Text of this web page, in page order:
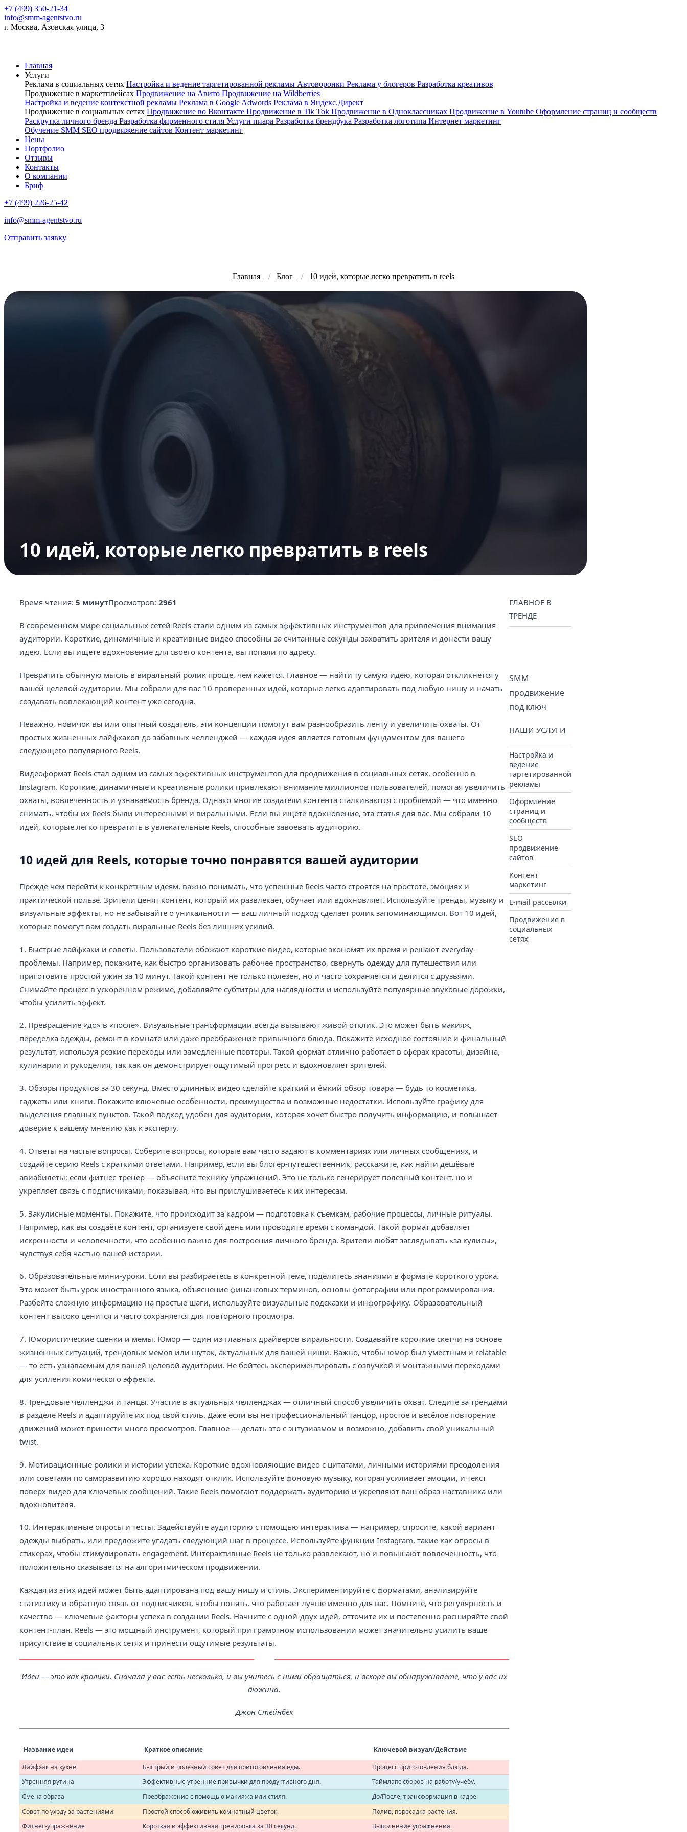
+7 (499) 350-21-34
info@smm-agentstvo.ru
г. Москва, Азовская улица, 3
Главная
Услуги
Реклама в социальных сетях Настройка и ведение таргетированной рекламы Автоворонки Реклама у блогеров Разработка креативов
Продвижение в маркетплейсах Продвижение на Авито Продвижение на Wildberries
Настройка и ведение контекстной рекламы Реклама в Google Adwords Реклама в Яндекс.Директ
Продвижение в социальных сетях Продвижение во Вконтакте Продвижение в Tik Tok Продвижение в Одноклассниках Продвижение в Youtube Оформление страниц и сообществ
Раскрутка личного бренда Разработка фирменного стиля Услуги пиара Разработка брендбука Разработка логотипа Интернет маркетинг
Обучение SMM SEO продвижение сайтов Контент маркетинг
Цены
Портфолио
Отзывы
Контакты
О компании
Бриф
+7 (499) 226-25-42
info@smm-agentstvo.ru
Отправить заявку
Главная Блог 10 идей, которые легко превратить в reels
10 идей, которые легко превратить в reels
Время чтения: 5 минутПросмотров: 2961
В современном мире социальных сетей Reels стали одним из самых эффективных инструментов для привлечения внимания
аудитории. Короткие, динамичные и креативные видео способны за считанные секунды захватить зрителя и донести вашу
идею. Если вы ищете вдохновение для своего контента, вы попали по адресу.
Превратить обычную мысль в виральный ролик проще, чем кажется. Главное — найти ту самую идею, которая откликнется у
вашей целевой аудитории. Мы собрали для вас 10 проверенных идей, которые легко адаптировать под любую нишу и начать
создавать вовлекающий контент уже сегодня.
Неважно, новичок вы или опытный создатель, эти концепции помогут вам разнообразить ленту и увеличить охваты. От
простых жизненных лайфхаков до забавных челленджей — каждая идея является готовым фундаментом для вашего
следующего популярного Reels.
Видеоформат Reels стал одним из самых эффективных инструментов для продвижения в социальных сетях, особенно в
Instagram. Короткие, динамичные и креативные ролики привлекают внимание миллионов пользователей, помогая увеличить
охваты, вовлеченность и узнаваемость бренда. Однако многие создатели контента сталкиваются с проблемой — что именно
снимать, чтобы их Reels были интересными и виральными. Если вы ищете вдохновение, эта статья для вас. Мы собрали 10
идей, которые легко превратить в увлекательные Reels, способные завоевать аудиторию.
10 идей для Reels, которые точно понравятся вашей аудитории
Прежде чем перейти к конкретным идеям, важно понимать, что успешные Reels часто строятся на простоте, эмоциях и
практической пользе. Зрители ценят контент, который их развлекает, обучает или вдохновляет. Используйте тренды, музыку и
визуальные эффекты, но не забывайте о уникальности — ваш личный подход сделает ролик запоминающимся. Вот 10 идей,
которые помогут вам создать виральные Reels без лишних усилий.
1. Быстрые лайфхаки и советы. Пользователи обожают короткие видео, которые экономят их время и решают everyday-
проблемы. Например, покажите, как быстро организовать рабочее пространство, свернуть одежду для путешествия или
приготовить простой ужин за 10 минут. Такой контент не только полезен, но и часто сохраняется и делится с друзьями.
Снимайте процесс в ускоренном режиме, добавляйте субтитры для наглядности и используйте популярные звуковые дорожки,
чтобы усилить эффект.
2. Превращение «до» в «после». Визуальные трансформации всегда вызывают живой отклик. Это может быть макияж,
переделка одежды, ремонт в комнате или даже преображение привычного блюда. Покажите исходное состояние и финальный
результат, используя резкие переходы или замедленные повторы. Такой формат отлично работает в сферах красоты, дизайна,
кулинарии и рукоделия, так как он демонстрирует ощутимый прогресс и вдохновляет зрителей.
3. Обзоры продуктов за 30 секунд. Вместо длинных видео сделайте краткий и ёмкий обзор товара — будь то косметика,
гаджеты или книги. Покажите ключевые особенности, преимущества и возможные недостатки. Используйте графику для
выделения главных пунктов. Такой подход удобен для аудитории, которая хочет быстро получить информацию, и повышает
доверие к вашему мнению как к эксперту.
4. Ответы на частые вопросы. Соберите вопросы, которые вам часто задают в комментариях или личных сообщениях, и
создайте серию Reels с краткими ответами. Например, если вы блогер-путешественник, расскажите, как найти дешёвые
авиабилеты; если фитнес-тренер — объясните технику упражнений. Это не только генерирует полезный контент, но и
укрепляет связь с подписчиками, показывая, что вы прислушиваетесь к их интересам.
5. Закулисные моменты. Покажите, что происходит за кадром — подготовка к съёмкам, рабочие процессы, личные ритуалы.
Например, как вы создаёте контент, организуете свой день или проводите время с командой. Такой формат добавляет
искренности и человечности, что особенно важно для построения личного бренда. Зрители любят заглядывать «за кулисы»,
чувствуя себя частью вашей истории.
6. Образовательные мини-уроки. Если вы разбираетесь в конкретной теме, поделитесь знаниями в формате короткого урока.
Это может быть урок иностранного языка, объяснение финансовых терминов, основы фотографии или программирования.
Разбейте сложную информацию на простые шаги, используйте визуальные подсказки и инфографику. Образовательный
контент высоко ценится и часто сохраняется для повторного просмотра.
7. Юмористические сценки и мемы. Юмор — один из главных драйверов виральности. Создавайте короткие скетчи на основе
жизненных ситуаций, трендовых мемов или шуток, актуальных для вашей ниши. Важно, чтобы юмор был уместным и relatable
— то есть узнаваемым для вашей целевой аудитории. Не бойтесь экспериментировать с озвучкой и монтажными переходами
для усиления комического эффекта.
8. Трендовые челленджи и танцы. Участие в актуальных челленджах — отличный способ увеличить охват. Следите за трендами
в разделе Reels и адаптируйте их под свой стиль. Даже если вы не профессиональный танцор, простое и весёлое повторение
движений может принести много просмотров. Главное — делать это с энтузиазмом и возможно, добавить свой уникальный
twist.
9. Мотивационные ролики и истории успеха. Короткие вдохновляющие видео с цитатами, личными историями преодоления
или советами по саморазвитию хорошо находят отклик. Используйте фоновую музыку, которая усиливает эмоции, и текст
поверх видео для ключевых сообщений. Такие Reels помогают поддержать аудиторию и укрепляют ваш образ наставника или
вдохновителя.
10. Интерактивные опросы и тесты. Задействуйте аудиторию с помощью интерактива — например, спросите, какой вариант
одежды выбрать, или предложите угадать следующий шаг в процессе. Используйте функции Instagram, такие как опросы в
стикерах, чтобы стимулировать engagement. Интерактивные Reels не только развлекают, но и повышают вовлечённость, что
положительно сказывается на алгоритмическом продвижении.
Каждая из этих идей может быть адаптирована под вашу нишу и стиль. Экспериментируйте с форматами, анализируйте
статистику и обратную связь от подписчиков, чтобы понять, что работает лучше именно для вас. Помните, что регулярность и
качество — ключевые факторы успеха в создании Reels. Начните с одной-двух идей, отточите их и постепенно расширяйте свой
контент-план. Reels — это мощный инструмент, который при грамотном использовании может значительно усилить ваше
присутствие в социальных сетях и принести ощутимые результаты.
Идеи — это как кролики. Сначала у вас есть несколько, и вы учитесь с ними обращаться, и вскоре вы обнаруживаете, что у вас их
дюжина.
Джон Стейнбек
Название идеи Краткое описание
Ключевой визуал/Действие
Лайфхак на кухне
Быстрый и полезный совет для приготовления еды.
Процесс приготовления блюда.
Утренняя рутина
Эффективные утренние привычки для продуктивного дня.
Таймлапс сборов на работу/учебу.
Смена образа
Преображение с помощью макияжа или стиля.
До/После, трансформация в кадре.
Совет по уходу за растениями
Простой способ оживить комнатный цветок.
Полив, пересадка растения.
Фитнес-упражнение
Короткая и эффективная тренировка за 30 секунд. Выполнение упражнения.
ГЛАВНОЕ В
ТРЕНДЕ
SMM
продвижение
под ключ
НАШИ УСЛУГИ
Настройка и
ведение
таргетированной
рекламы
Оформление
страниц и
сообществ
SEO
продвижение
сайтов
Контент
маркетинг
E-mail рассылки
Продвижение в
социальных
сетях